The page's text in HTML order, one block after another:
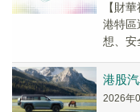
【財
港特區
想、安
作員。
港股
2026年